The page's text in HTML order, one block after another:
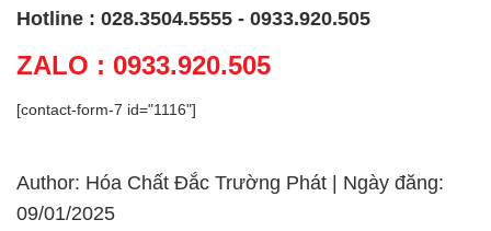
Hotline : 028.3504.5555 - 0933.920.505
ZALO : 0933.920.505
[contact-form-7 id="1116"]
Author: Hóa Chất Đắc Trường Phát | Ngày đăng:
09/01/2025